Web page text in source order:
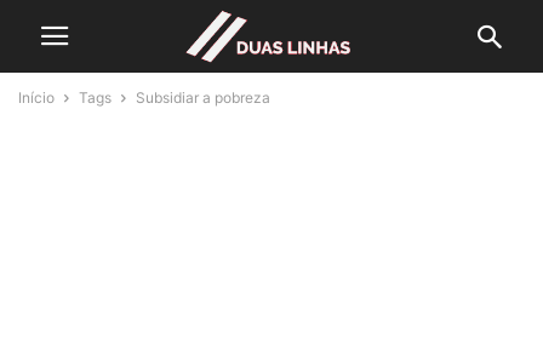
Início Tags Subsidiar a pobreza